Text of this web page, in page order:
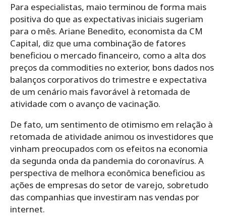
Para especialistas, maio terminou de forma mais
positiva do que as expectativas iniciais sugeriam
para o mês. Ariane Benedito, economista da CM
Capital, diz que uma combinação de fatores
beneficiou o mercado financeiro, como a alta dos
preços da commodities no exterior, bons dados nos
balanços corporativos do trimestre e expectativa
de um cenário mais favorável à retomada de
atividade com o avanço de vacinação.
De fato, um sentimento de otimismo em relação à
retomada de atividade animou os investidores que
vinham preocupados com os efeitos na economia
da segunda onda da pandemia do coronavírus. A
perspectiva de melhora econômica beneficiou as
ações de empresas do setor de varejo, sobretudo
das companhias que investiram nas vendas por
internet.